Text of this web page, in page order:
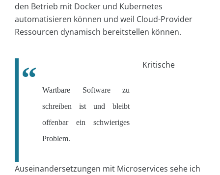
den Betrieb mit Docker und Kubernetes
automatisieren können und weil Cloud-Provider
Ressourcen dynamisch bereitstellen können.
Wartbare Software zu
schreiben ist und bleibt
offenbar ein schwieriges
Problem.
Kritische
Auseinandersetzungen mit Microservices sehe ich